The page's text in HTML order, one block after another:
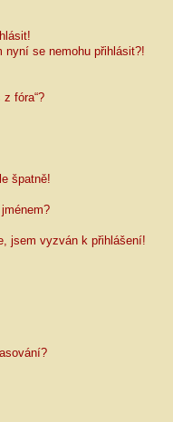
se nemohu přihlásit?!
fóra“?
špatně!
jsem vyzván k přihlášení!